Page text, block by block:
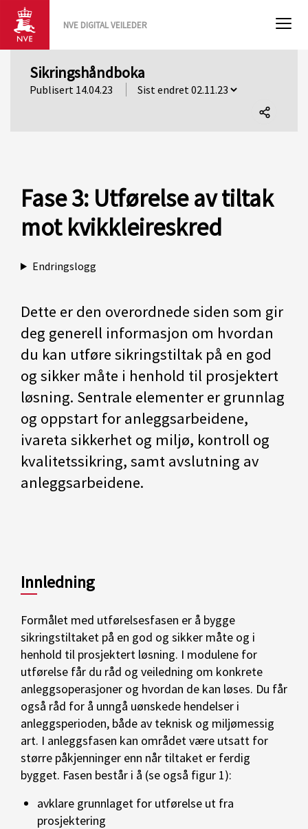
NVE DIGITAL VEILEDER
Sikringshåndboka
Publisert 14.04.23
Fase 3: Utførelse av tiltak
mot kvikkleireskred
Endringslogg
Dette er den overordnede siden som gir
deg generell informasjon om hvordan
du kan utføre sikringstiltak på en god
og sikker måte i henhold til prosjektert
løsning. Sentrale elementer er grunnlag
og oppstart for anleggsarbeidene,
ivareta sikkerhet og miljø, kontroll og
kvalitetssikring, samt avslutning av
anleggsarbeidene.
Innledning
Formålet med utførelsesfasen er å bygge
sikringstiltaket på en god og sikker måte og i
henhold til prosjektert løsning. I modulene for
utførelse får du råd og veiledning om konkrete
anleggsoperasjoner og hvordan de kan løses. Du får
også råd for å unngå uønskede hendelser i
anleggsperioden, både av teknisk og miljømessig
art. I anleggsfasen kan området være utsatt for
større påkjenninger enn når tiltaket er ferdig
bygget. Fasen består i å (se også figur 1):
avklare grunnlaget for utførelse ut fra
prosjektering